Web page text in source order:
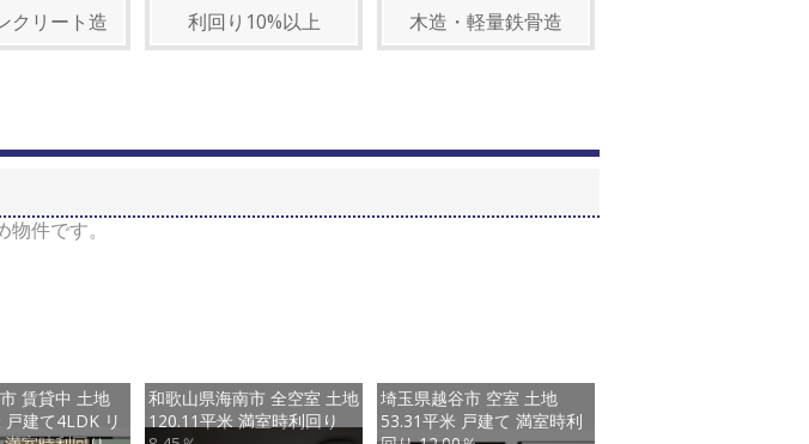
クリート造 利回り10%以上 木造・軽量鉄骨造
件です。
賃貸中 土地
建て4LDK リ
和歌山県海南市 全空室 土地
120.11平米 満室時利回り
埼玉県越谷市 空室 土地
53.31平米 戸建て 満室時利